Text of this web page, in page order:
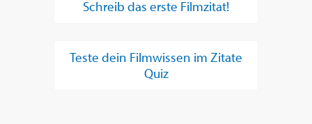
Schreib das erste Filmzitat!
Teste dein Filmwissen im Zitate
Quiz